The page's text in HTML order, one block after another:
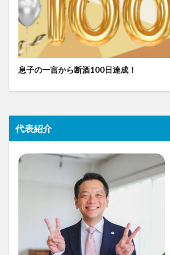
息子の一言から断酒100日達成！
代表紹介